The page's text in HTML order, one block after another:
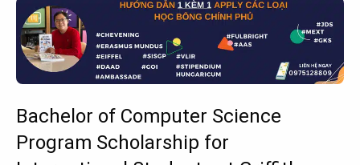
Bachelor of Computer Science
Program Scholarship for